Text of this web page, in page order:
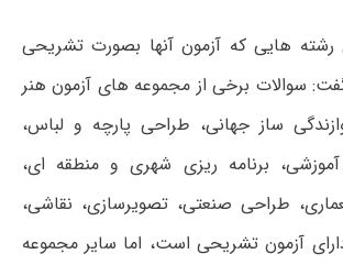
هایی که آزمون آنها بصورت تشریحی
سوالات برخی از مجموعه های آزمون هنر
ساز جهانی، طراحی پارچه و لباس،
برنامه ریزی شهری و منطقه ای،
طراحی صنعتی، تصویرسازی، نقاشی،
آزمون تشریحی است، اما سایر مجموعه